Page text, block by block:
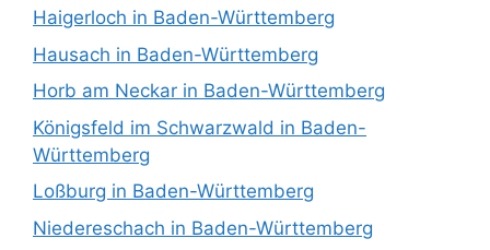
Haigerloch in Baden-Württemberg
Hausach in Baden-Württemberg
Horb am Neckar in Baden-Württemberg
Königsfeld im Schwarzwald in Baden-
Württemberg
Loßburg in Baden-Württemberg
Niedereschach in Baden-Württemberg